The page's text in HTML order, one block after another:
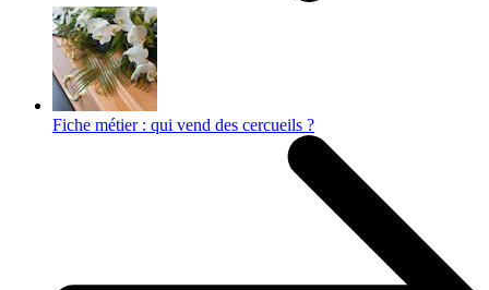
Fiche métier : qui vend des cercueils ?